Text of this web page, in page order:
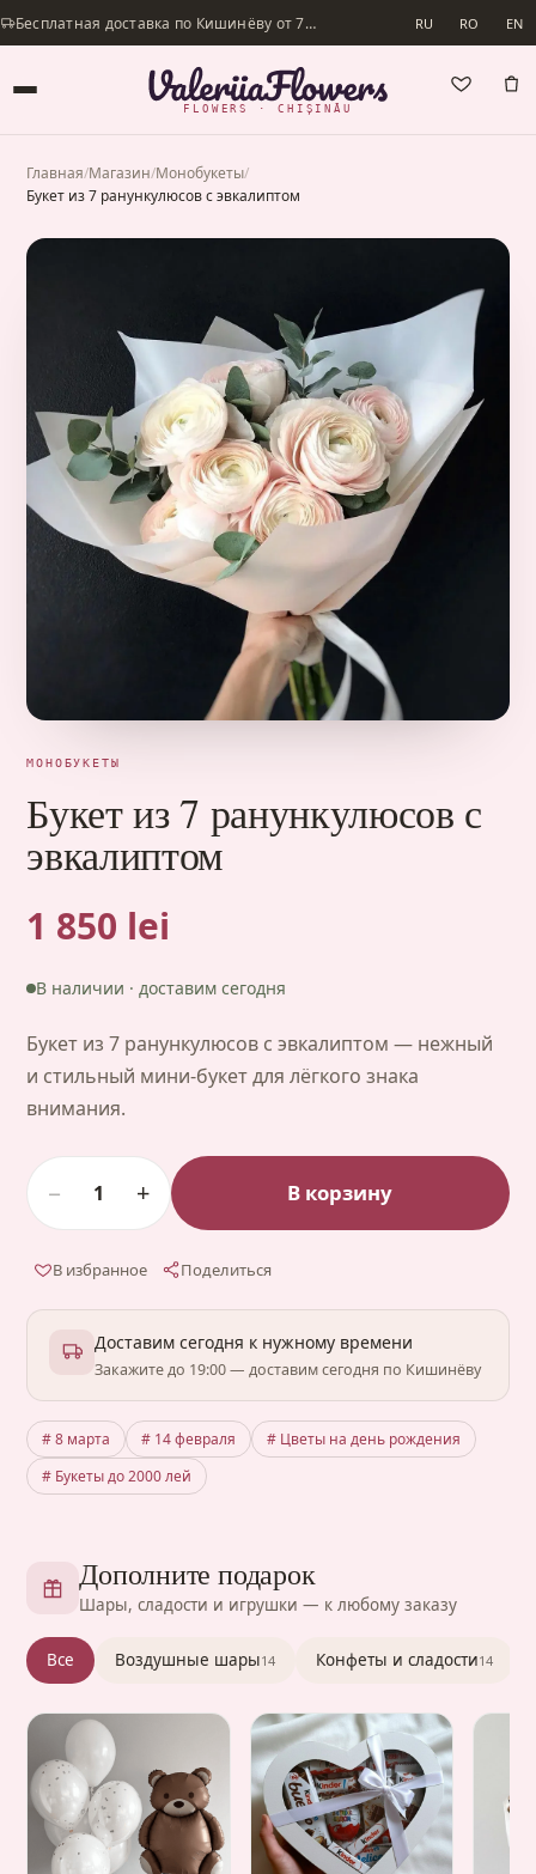
Бесплатная доставка по Кишинёву от 700 lei · Доставим в день заказа RU RO EN
FLOWERS · CHIȘINĂU
Главная/Магазин/Монобукеты/
Букет из 7 ранункулюсов с эвкалиптом
МОНОБУКЕТЫ
Букет из 7 ранункулюсов с
эвкалиптом
1 850 lei
В наличии · доставим сегодня
Букет из 7 ранункулюсов с эвкалиптом — нежный
и стильный мини-букет для лёгкого знака
внимания.
− 1 + В корзину
В избранное Поделиться
Доставим сегодня к нужному времени
Закажите до 19:00 — доставим сегодня по Кишинёву
# 8 марта # 14 февраля
# Цветы на день рождения
# Букеты до 2000 лей
Дополните подарок
Шары, сладости и игрушки — к любому заказу
Все Воздушные шары14 Конфеты и сладости14